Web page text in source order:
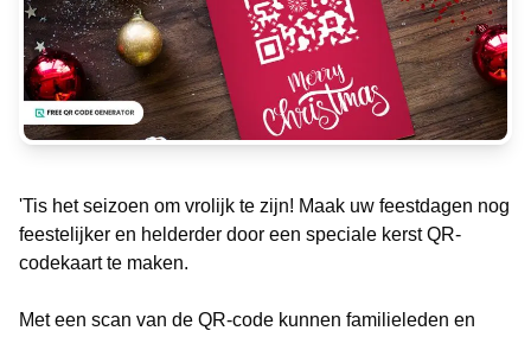
'Tis het seizoen om vrolijk te zijn! Maak uw feestdagen nog
feestelijker en helderder door een speciale kerst QR-
codekaart te maken.
Met een scan van de QR-code kunnen familieleden en